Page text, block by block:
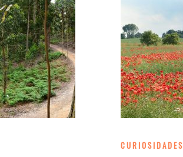
CURIOSIDADES